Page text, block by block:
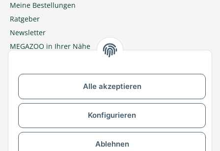
Alle akzeptieren
Konfigurieren
Ablehnen
Meine Bestellungen
Ratgeber
Newsletter
MEGAZOO in Ihrer Nähe
Zu MEGAZOO-nord.de wechseln
Versandpartner & Zahlungsmöglichkeiten